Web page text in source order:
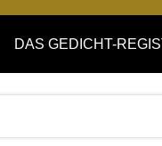
DAS GEDICHT-